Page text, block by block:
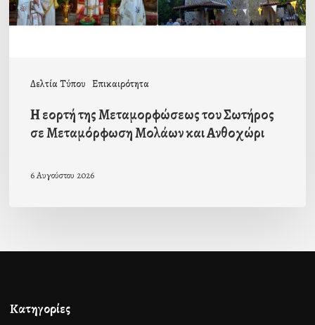
Δελτία Τύπου Επικαιρότητα
σε
Μεταμόρφωση
Η εορτή της Μεταμορφώσεως του Σωτήρος
σε Μεταμόρφωση Μολάων και Ανθοχώρι
6 Αυγούστου 2026
Κατηγορίες